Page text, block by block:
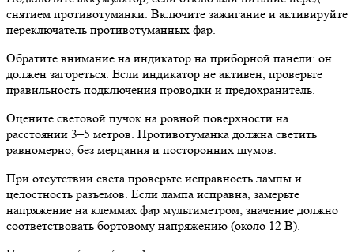
снятием противотуманки. Включите зажигание и активируйте
переключатель противотуманных фар.
Обратите внимание на индикатор на приборной панели: он
должен загореться. Если индикатор не активен, проверьте
правильность подключения проводки и предохранитель.
Оцените световой пучок на ровной поверхности на
расстоянии 3–5 метров. Противотуманка должна светить
равномерно, без мерцания и посторонних шумов.
При отсутствии света проверьте исправность лампы и
целостность разъемов. Если лампа исправна, замерьте
напряжение на клеммах фар мультиметром; значение должно
соответствовать бортовому напряжению (около 12 В).